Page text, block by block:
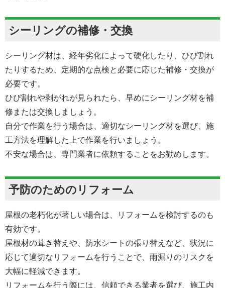
シーリングの補修・交換
シーリング材は、経年劣化によって硬化したり、ひび割れ
たりするため、定期的な点検と必要に応じた補修・交換が
必要です。
ひび割れや剥がれが見られたら、早めにシーリング材を補
修または交換しましょう。
自分で作業を行う場合は、適切なシーリング材を選び、施
工方法を理解した上で作業を行いましょう。
不安な場合は、専門業者に依頼することをお勧めします。
予防のためのリフォーム
屋根の老朽化が著しい場合は、リフォームを検討するのも
有効です。
屋根材の葺き替えや、防水シートの張り替えなど、状況に
応じて適切なリフォームを行うことで、雨漏りのリスクを
大幅に軽減できます。
リフォームを行う際には、信頼できる業者を選び、施工内